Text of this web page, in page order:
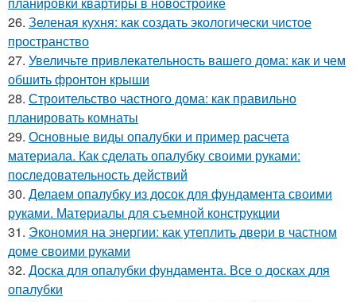
26. Зеленая кухня: как создать экологически чистое
пространство
27. Увеличьте привлекательность вашего дома: как и чем
обшить фронтон крыши
28. Строительство частного дома: как правильно
планировать комнаты
29. Основные виды опалубки и пример расчета
материала. Как сделать опалубку своими руками:
последовательность действий
30. Делаем опалубку из досок для фундамента своими
руками. Материалы для съемной конструкции
31. Экономия на энергии: как утеплить двери в частном
доме своими руками
32. Доска для опалубки фундамента. Все о досках для
опалубки